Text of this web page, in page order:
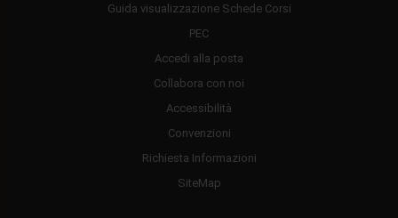
Guida visualizzazione Schede Corsi
PEC
Accedi alla posta
Collabora con noi
Accessibilità
Convenzioni
Richiesta Informazioni
SiteMap